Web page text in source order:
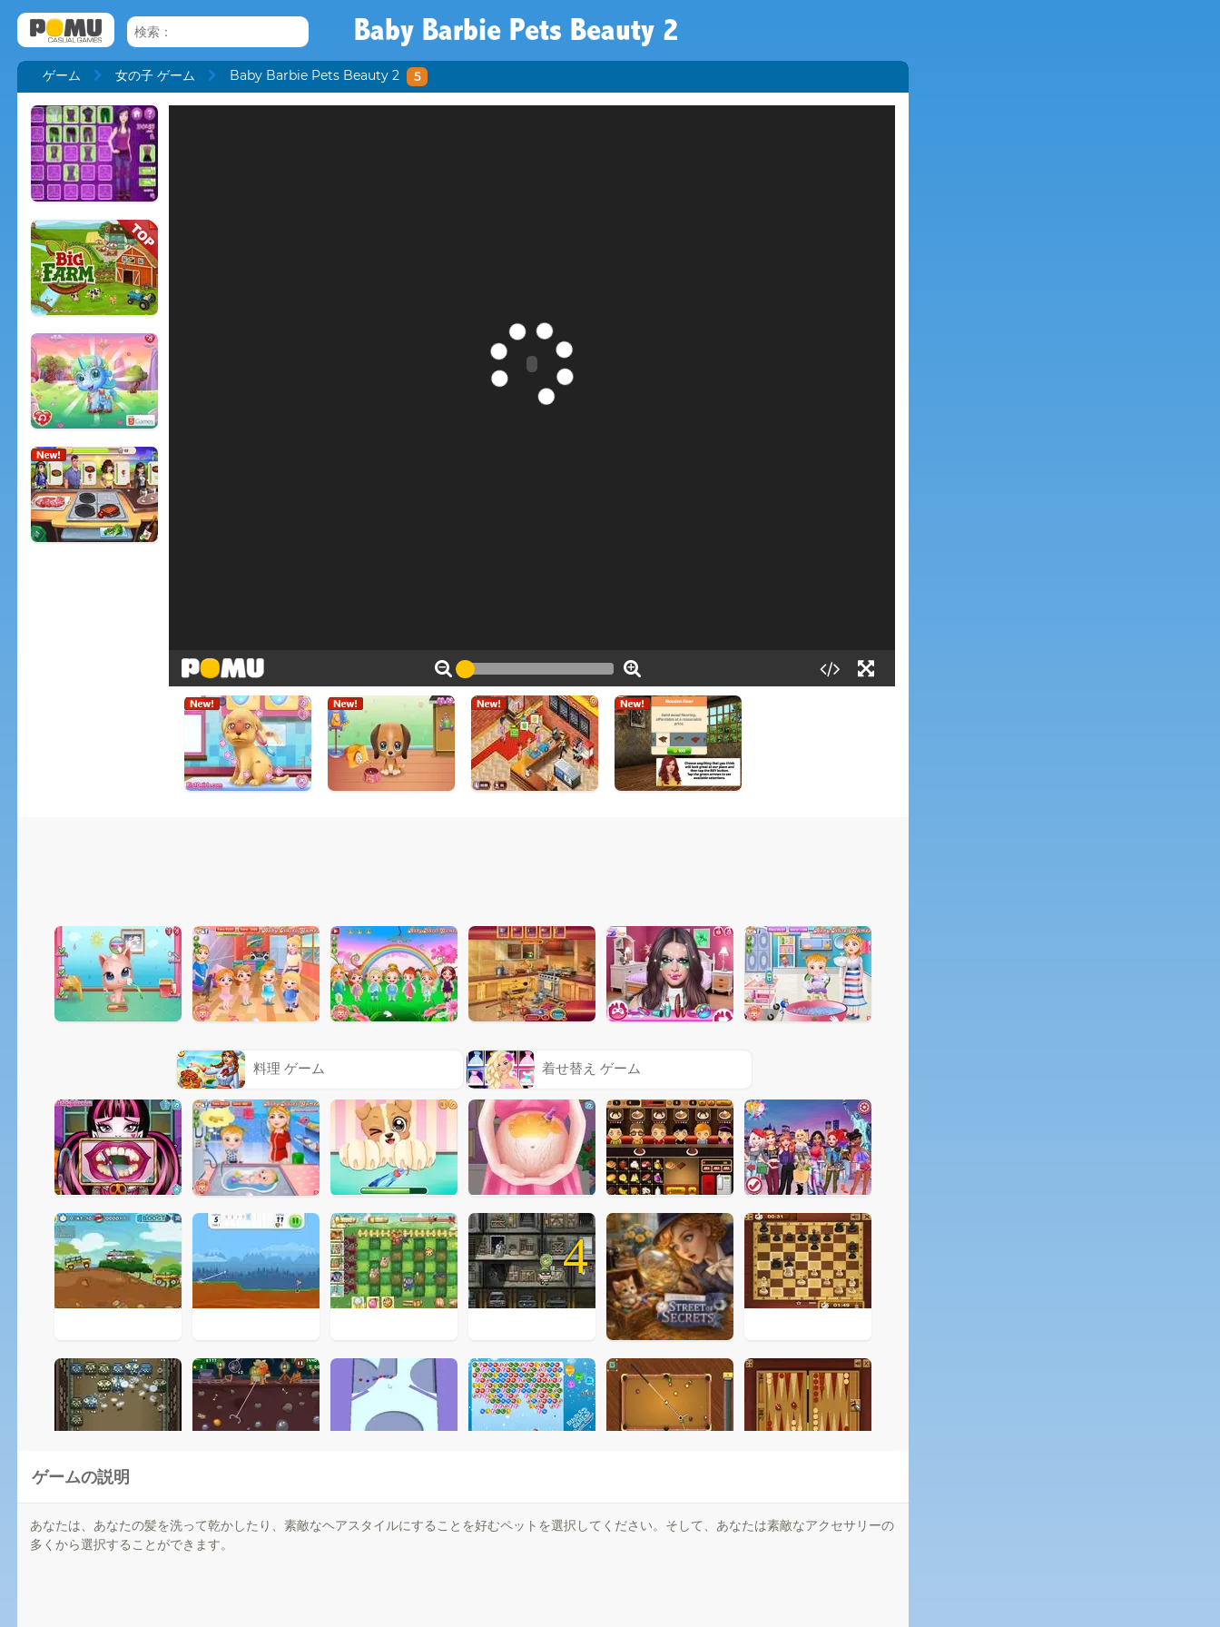
Baby Barbie Pets Beauty 2
ゲーム 女の子 ゲーム Baby Barbie Pets Beauty 2 5
料理 ゲーム 着せ替え ゲーム
4
ゲームの説明
あなたは、あなたの髪を洗って乾かしたり、素敵なヘアスタイルにすることを好むペットを選択してください。そして、あなたは素敵なアクセサリーの
多くから選択することができます。